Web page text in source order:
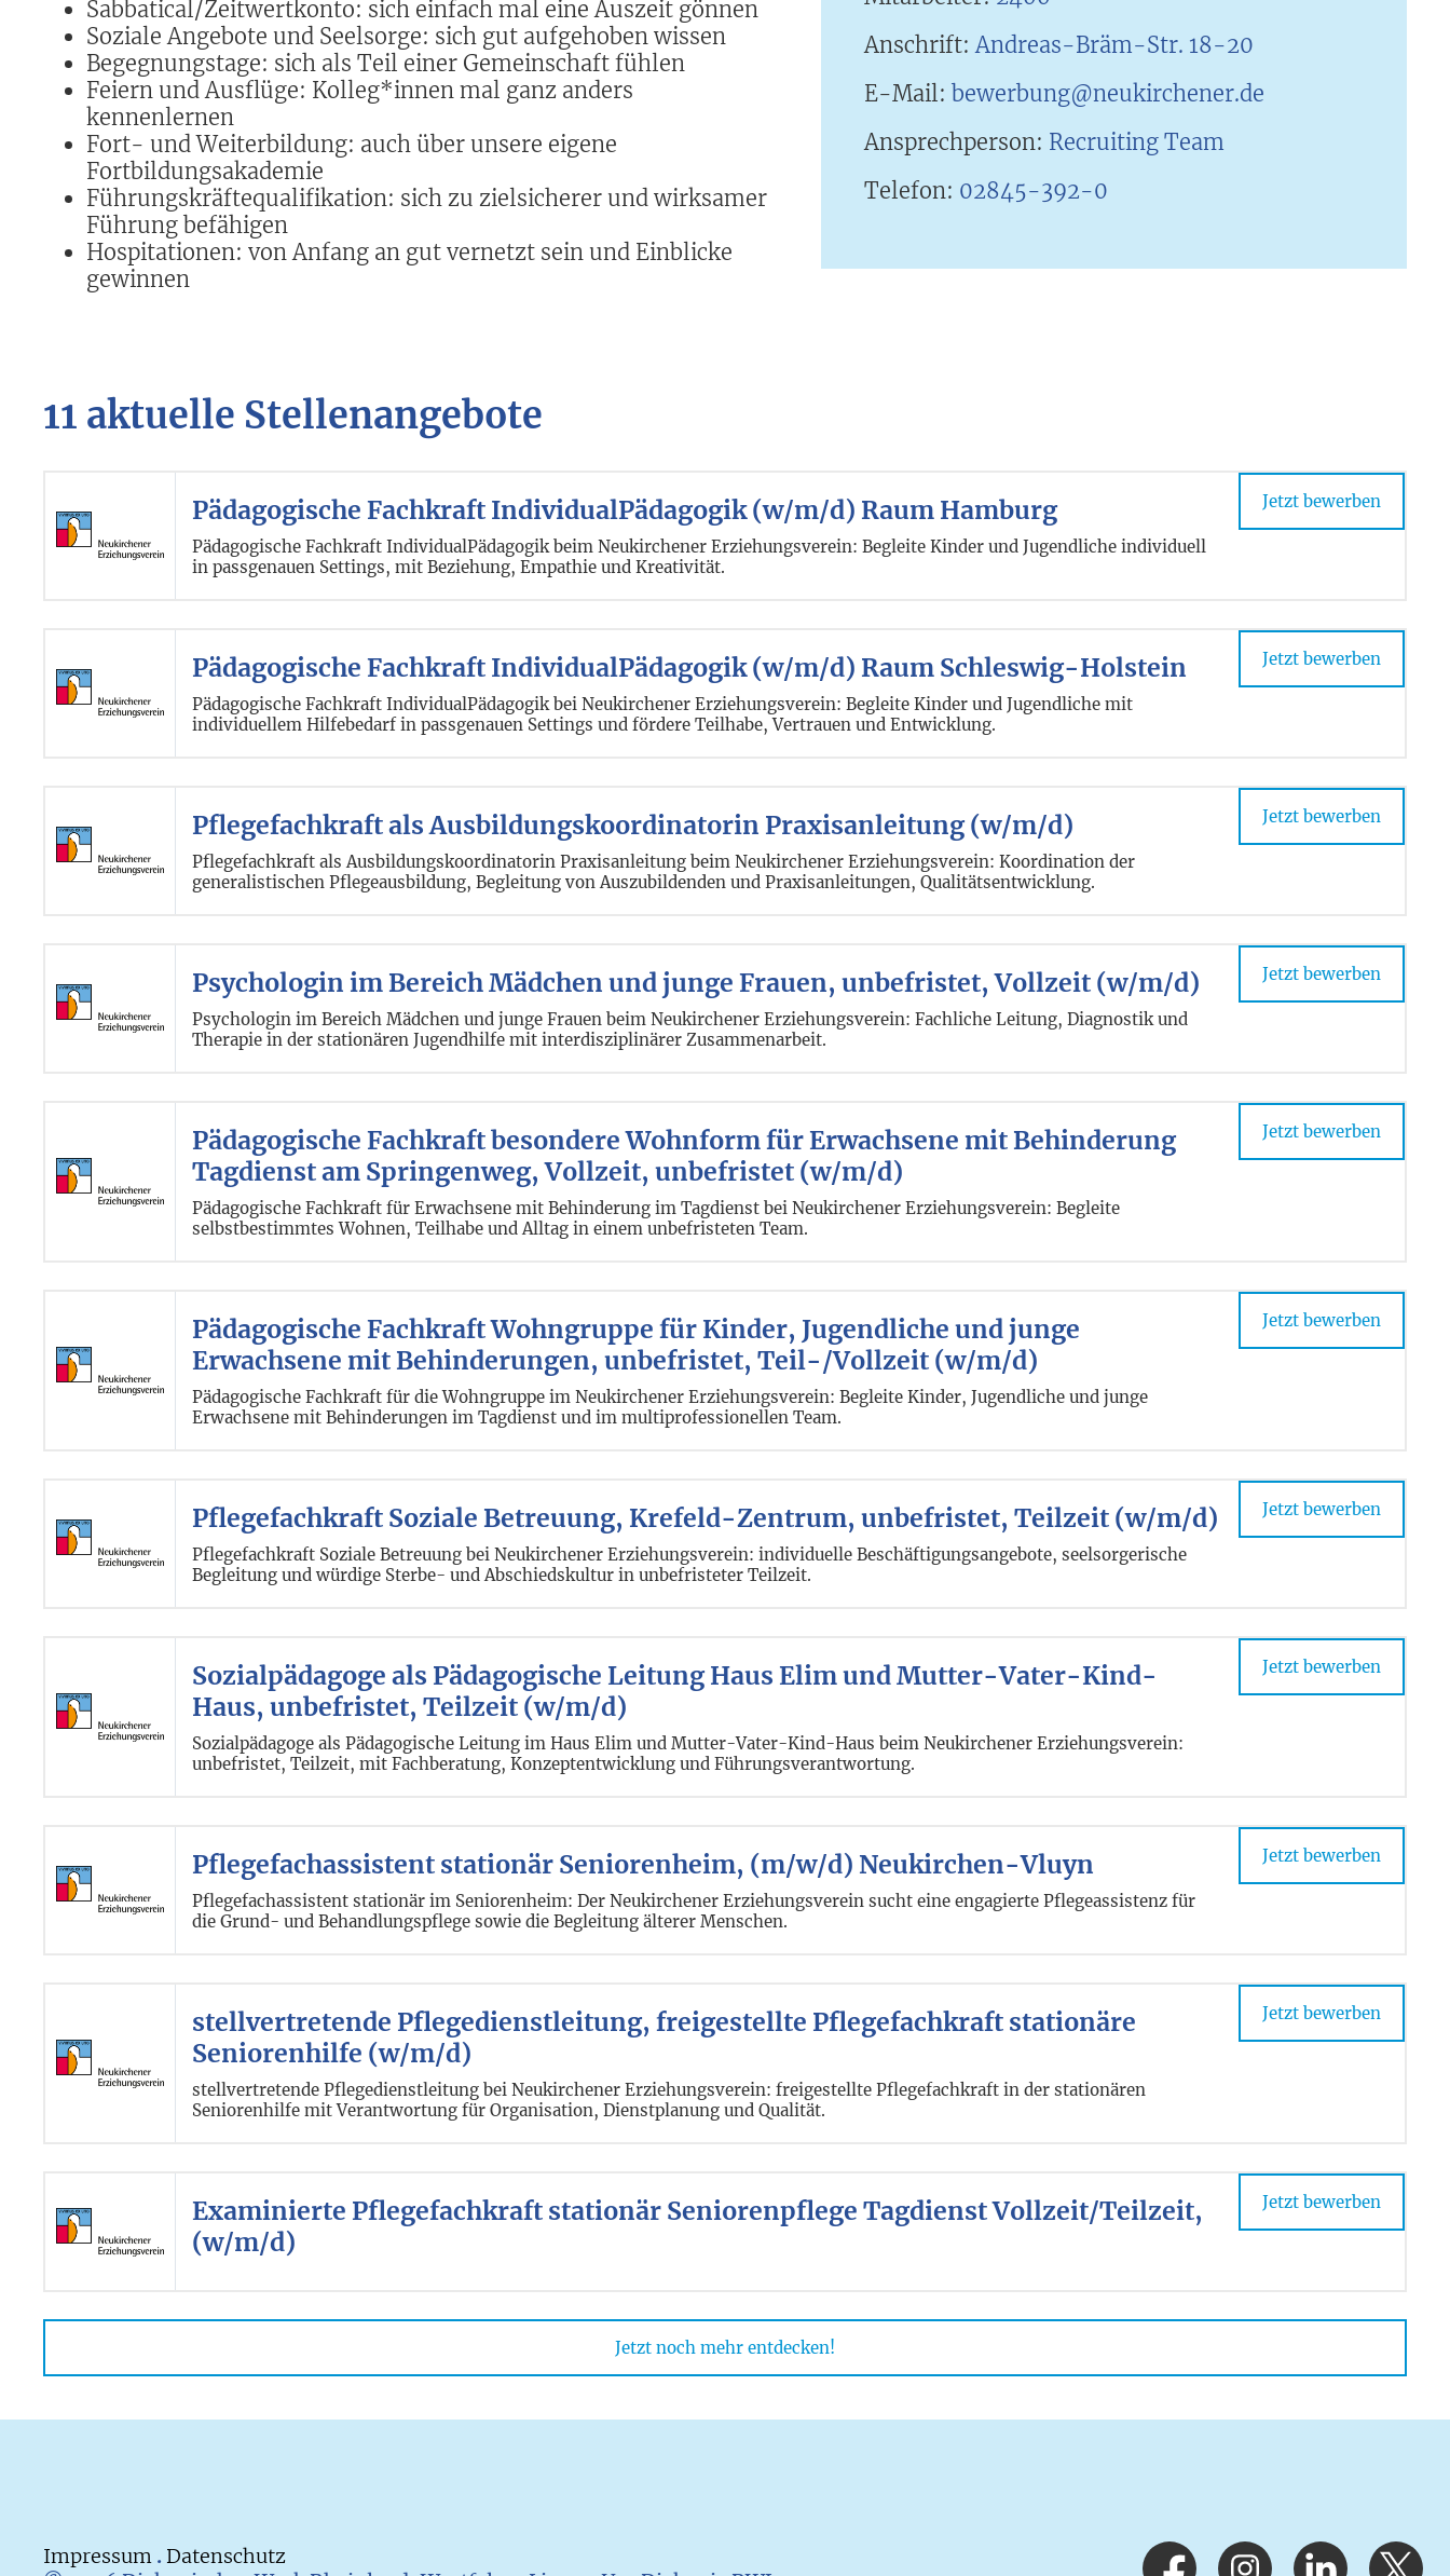
Sabbatical/Zeitwertkonto: sich einfach mal eine Auszeit gönnen
Soziale Angebote und Seelsorge: sich gut aufgehoben wissen
Begegnungstage: sich als Teil einer Gemeinschaft fühlen
Feiern und Ausflüge: Kolleg*innen mal ganz anders
kennenlernen
Fort- und Weiterbildung: auch über unsere eigene
Fortbildungsakademie
Führungskräftequalifikation: sich zu zielsicherer und wirksamer
Führung befähigen
Hospitationen: von Anfang an gut vernetzt sein und Einblicke
gewinnen
Anschrift:Andreas-Bräm-Str. 18-20
E-Mail:bewerbung@neukirchener.de
Ansprechperson: Recruiting Team
Telefon: 02845-392-0
11 aktuelle Stellenangebote
Pädagogische Fachkraft IndividualPädagogik (w/m/d) Raum Hamburg
Pädagogische Fachkraft IndividualPädagogik beim Neukirchener Erziehungsverein: Begleite Kinder und Jugendliche individuell
in passgenauen Settings, mit Beziehung, Empathie und Kreativität.
Jetzt bewerben
Pädagogische Fachkraft IndividualPädagogik (w/m/d) Raum Schleswig-Holstein
Pädagogische Fachkraft IndividualPädagogik bei Neukirchener Erziehungsverein: Begleite Kinder und Jugendliche mit
individuellem Hilfebedarf in passgenauen Settings und fördere Teilhabe, Vertrauen und Entwicklung.
Jetzt bewerben
Pflegefachkraft als Ausbildungskoordinatorin Praxisanleitung (w/m/d)
Pflegefachkraft als Ausbildungskoordinatorin Praxisanleitung beim Neukirchener Erziehungsverein: Koordination der
generalistischen Pflegeausbildung, Begleitung von Auszubildenden und Praxisanleitungen, Qualitätsentwicklung.
Jetzt bewerben
Psychologin im Bereich Mädchen und junge Frauen, unbefristet, Vollzeit (w/m/d)
Psychologin im Bereich Mädchen und junge Frauen beim Neukirchener Erziehungsverein: Fachliche Leitung, Diagnostik und
Therapie in der stationären Jugendhilfe mit interdisziplinärer Zusammenarbeit.
Jetzt bewerben
Pädagogische Fachkraft besondere Wohnform für Erwachsene mit Behinderung
Tagdienst am Springenweg, Vollzeit, unbefristet (w/m/d)
Pädagogische Fachkraft für Erwachsene mit Behinderung im Tagdienst bei Neukirchener Erziehungsverein: Begleite
selbstbestimmtes Wohnen, Teilhabe und Alltag in einem unbefristeten Team.
Jetzt bewerben
Pädagogische Fachkraft Wohngruppe für Kinder, Jugendliche und junge
Erwachsene mit Behinderungen, unbefristet, Teil-/Vollzeit (w/m/d)
Pädagogische Fachkraft für die Wohngruppe im Neukirchener Erziehungsverein: Begleite Kinder, Jugendliche und junge
Erwachsene mit Behinderungen im Tagdienst und im multiprofessionellen Team.
Jetzt bewerben
Pflegefachkraft Soziale Betreuung, Krefeld-Zentrum, unbefristet, Teilzeit (w/m/d)
Pflegefachkraft Soziale Betreuung bei Neukirchener Erziehungsverein: individuelle Beschäftigungsangebote, seelsorgerische
Begleitung und würdige Sterbe- und Abschiedskultur in unbefristeter Teilzeit.
Jetzt bewerben
Sozialpädagoge als Pädagogische Leitung Haus Elim und Mutter-Vater-Kind-
Haus, unbefristet, Teilzeit (w/m/d)
Sozialpädagoge als Pädagogische Leitung im Haus Elim und Mutter-Vater-Kind-Haus beim Neukirchener Erziehungsverein:
unbefristet, Teilzeit, mit Fachberatung, Konzeptentwicklung und Führungsverantwortung.
Jetzt bewerben
Pflegefachassistent stationär Seniorenheim, (m/w/d) Neukirchen-Vluyn
Pflegefachassistent stationär im Seniorenheim: Der Neukirchener Erziehungsverein sucht eine engagierte Pflegeassistenz für
die Grund- und Behandlungspflege sowie die Begleitung älterer Menschen.
Jetzt bewerben
stellvertretende Pflegedienstleitung, freigestellte Pflegefachkraft stationäre
Seniorenhilfe (w/m/d)
stellvertretende Pflegedienstleitung bei Neukirchener Erziehungsverein: freigestellte Pflegefachkraft in der stationären
Seniorenhilfe mit Verantwortung für Organisation, Dienstplanung und Qualität.
Jetzt bewerben
Examinierte Pflegefachkraft stationär Seniorenpflege Tagdienst Vollzeit/Teilzeit,
(w/m/d)
Jetzt bewerben
Jetzt noch mehr entdecken!
Impressum . Datenschutz